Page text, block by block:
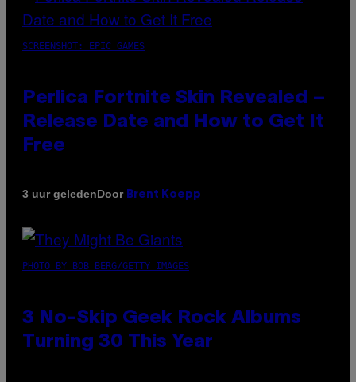
SCREENSHOT: EPIC GAMES
Perlica Fortnite Skin Revealed –
Release Date and How to Get It
Free
3 uur geledenDoor Brent Koepp
PHOTO BY BOB BERG/GETTY IMAGES
3 No-Skip Geek Rock Albums
Turning 30 This Year